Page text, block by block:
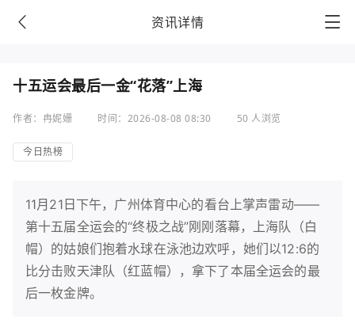
资讯详情
十五运会最后一金“花落”上海
作者：冉妮姗 时间：2026-08-08 08:30 50 人浏览
今日热榜
11月21日下午，广州体育中心的看台上掌声雷动——
第十五届全运会的“终极之战”刚刚落幕，上海队（白
帽）的姑娘们抱着水球在泳池边欢呼，她们以12:6的
比分击败天津队（红蓝帽），拿下了本届全运会的最
后一枚金牌。